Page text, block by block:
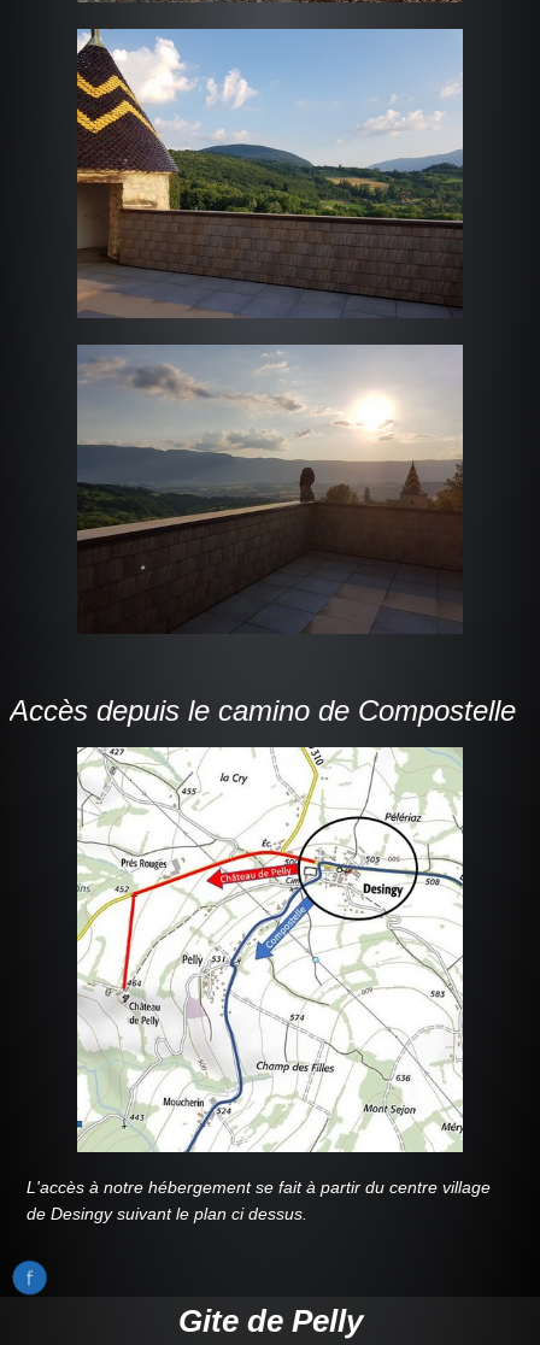
Accès depuis le camino de Compostelle
L'accès à notre hébergement se fait à partir du centre village
de Desingy suivant le plan ci dessus.
Gite de Pelly